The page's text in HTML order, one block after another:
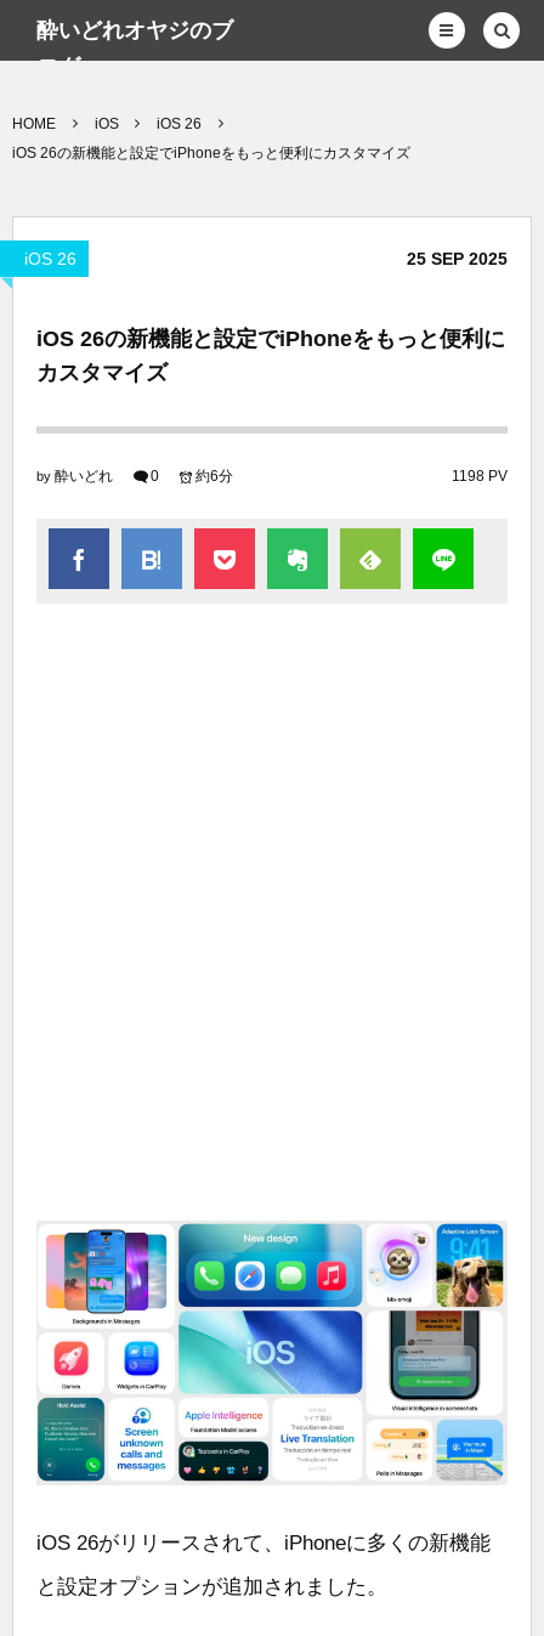
酔いどれオヤジのブ
ログwp
HOME iOS
iOS 26
iOS 26の新機能と設定でiPhoneをもっと便利にカスタマイズ
iOS 26 25 SEP 2025
iOS 26の新機能と設定でiPhoneをもっと便利に
カスタマイズ
by 酔いどれ 0 1198 PV
約6分
iOS 26がリリースされて、iPhoneに多くの新機能
と設定オプションが追加されました。